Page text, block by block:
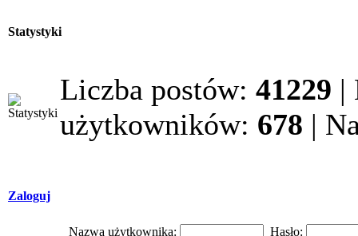
Statystyki
Liczba postów: 41229 |
użytkowników: 678 |
Zaloguj
Nazwa użytkownika: Hasło: